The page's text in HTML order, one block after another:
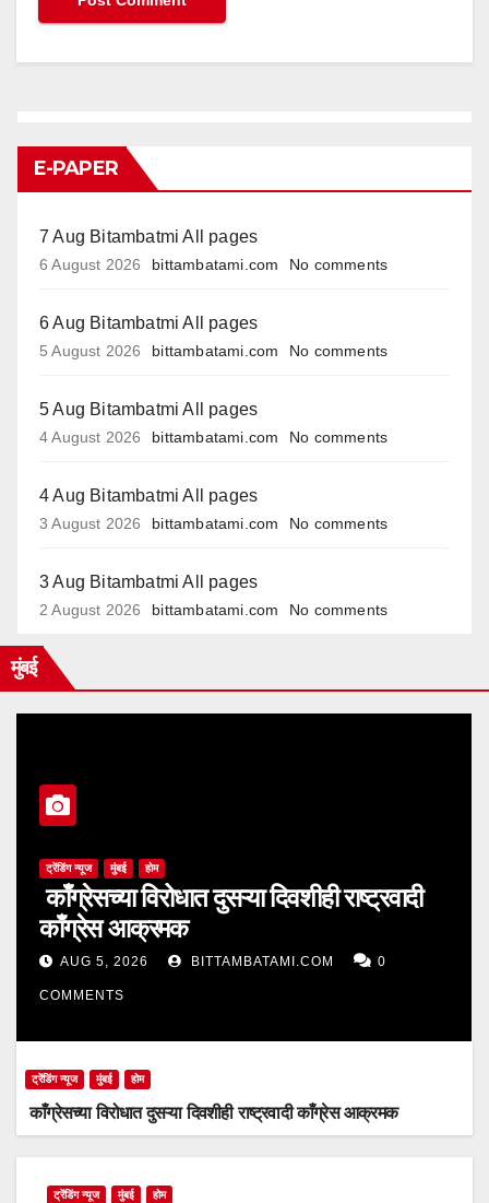
E-PAPER
7 Aug Bitambatmi All pages
6 August 2026 bittambatami.com No comments
6 Aug Bitambatmi All pages
5 August 2026 bittambatami.com No comments
5 Aug Bitambatmi All pages
4 August 2026 bittambatami.com No comments
4 Aug Bitambatmi All pages
3 August 2026 bittambatami.com No comments
3 Aug Bitambatmi All pages
2 August 2026 bittambatami.com No comments
मुंबई
ट्रेंडिंग न्यूज मुंबई होम
काँग्रेसच्या विरोधात दुसऱ्या दिवशीही राष्ट्रवादी
काँग्रेस आक्रमक
AUG 5, 2026 BITTAMBATAMI.COM 0
COMMENTS
ट्रेंडिंग न्यूज मुंबई होम
काँग्रेसच्या विरोधात दुसऱ्या दिवशीही राष्ट्रवादी काँग्रेस आक्रमक
ट्रेंडिंग न्यूज मुंबई होम